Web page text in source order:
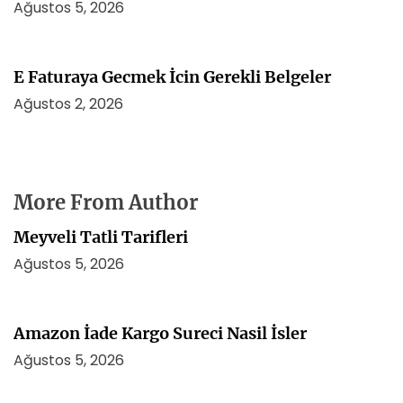
Ağustos 5, 2026
E Faturaya Gecmek İcin Gerekli Belgeler
Ağustos 2, 2026
More From Author
Meyveli Tatli Tarifleri
Ağustos 5, 2026
Amazon İade Kargo Sureci Nasil İsler
Ağustos 5, 2026